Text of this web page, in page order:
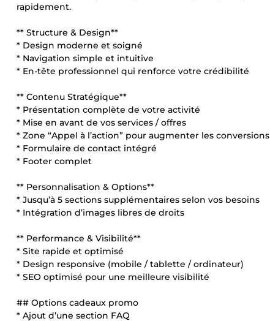
rapidement.
** Structure & Design**
* Design moderne et soigné
* Navigation simple et intuitive
* En-tête professionnel qui renforce votre crédibilité
** Contenu Stratégique**
* Présentation complète de votre activité
* Mise en avant de vos services / offres
* Zone “Appel à l’action” pour augmenter les conversions
* Formulaire de contact intégré
* Footer complet
** Personnalisation & Options**
* Jusqu’à 5 sections supplémentaires selon vos besoins
* Intégration d’images libres de droits
** Performance & Visibilité**
* Site rapide et optimisé
* Design responsive (mobile / tablette / ordinateur)
* SEO optimisé pour une meilleure visibilité
## Options cadeaux promo
* Ajout d’une section FAQ